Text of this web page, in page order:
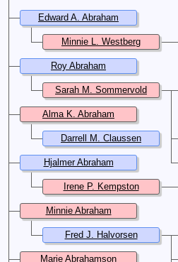
Edward A. Abraham
Minnie L. Westberg
Roy Abraham
Sarah M. Sommervold
Alma K. Abraham
Darrell M. Claussen
Hjalmer Abraham
Irene P. Kempston
Minnie Abraham
Fred J. Halvorsen
Marie Abrahamson